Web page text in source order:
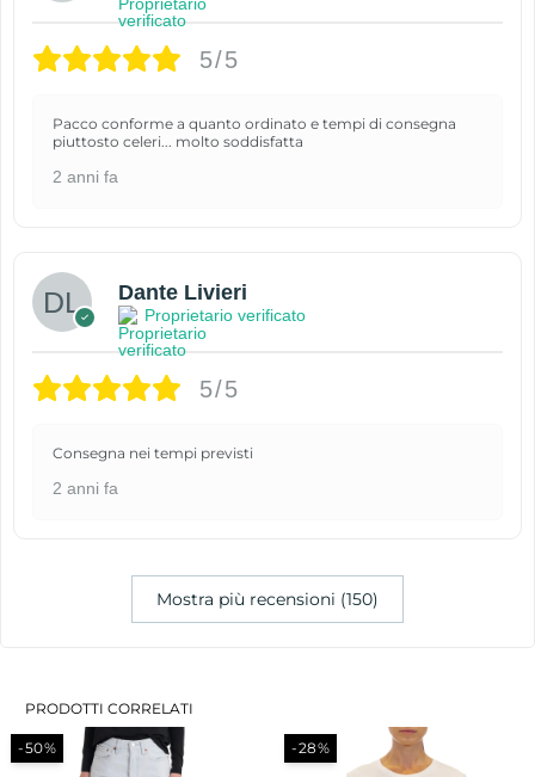
5/5
Pacco conforme a quanto ordinato e tempi di consegna
piuttosto celeri... molto soddisfatta
2 anni fa
Dante Livieri
Proprietario verificato
5/5
Consegna nei tempi previsti
2 anni fa
Mostra più recensioni (150)
PRODOTTI CORRELATI
-50% -28%